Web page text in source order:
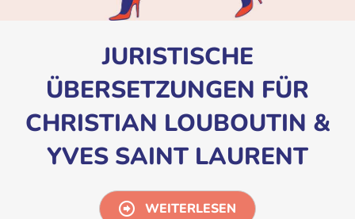
JURISTISCHE
ÜBERSETZUNGEN FÜR
CHRISTIAN LOUBOUTIN &
YVES SAINT LAURENT
WEITERLESEN